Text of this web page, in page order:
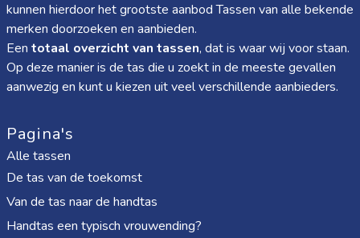
kunnen hierdoor het grootste aanbod Tassen van alle bekende
merken doorzoeken en aanbieden.
Een totaal overzicht van tassen, dat is waar wij voor staan.
Op deze manier is de tas die u zoekt in de meeste gevallen
aanwezig en kunt u kiezen uit veel verschillende aanbieders.
Pagina's
Alle tassen
De tas van de toekomst
Van de tas naar de handtas
Handtas een typisch vrouwending?